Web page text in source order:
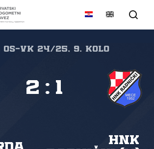
Os-Vk 24/25, 9. kolo
HNK
2 : 1